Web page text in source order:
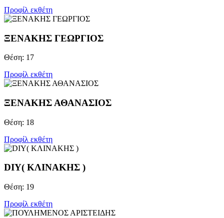
Προφίλ εκθέτη
ΞΕΝΑΚΗΣ ΓΕΩΡΓΙΟΣ
Θέση: 17
Προφίλ εκθέτη
ΞΕΝΑΚΗΣ ΑΘΑΝΑΣΙΟΣ
Θέση: 18
Προφίλ εκθέτη
DIY( ΚΛΙΝΑΚΗΣ )
Θέση: 19
Προφίλ εκθέτη